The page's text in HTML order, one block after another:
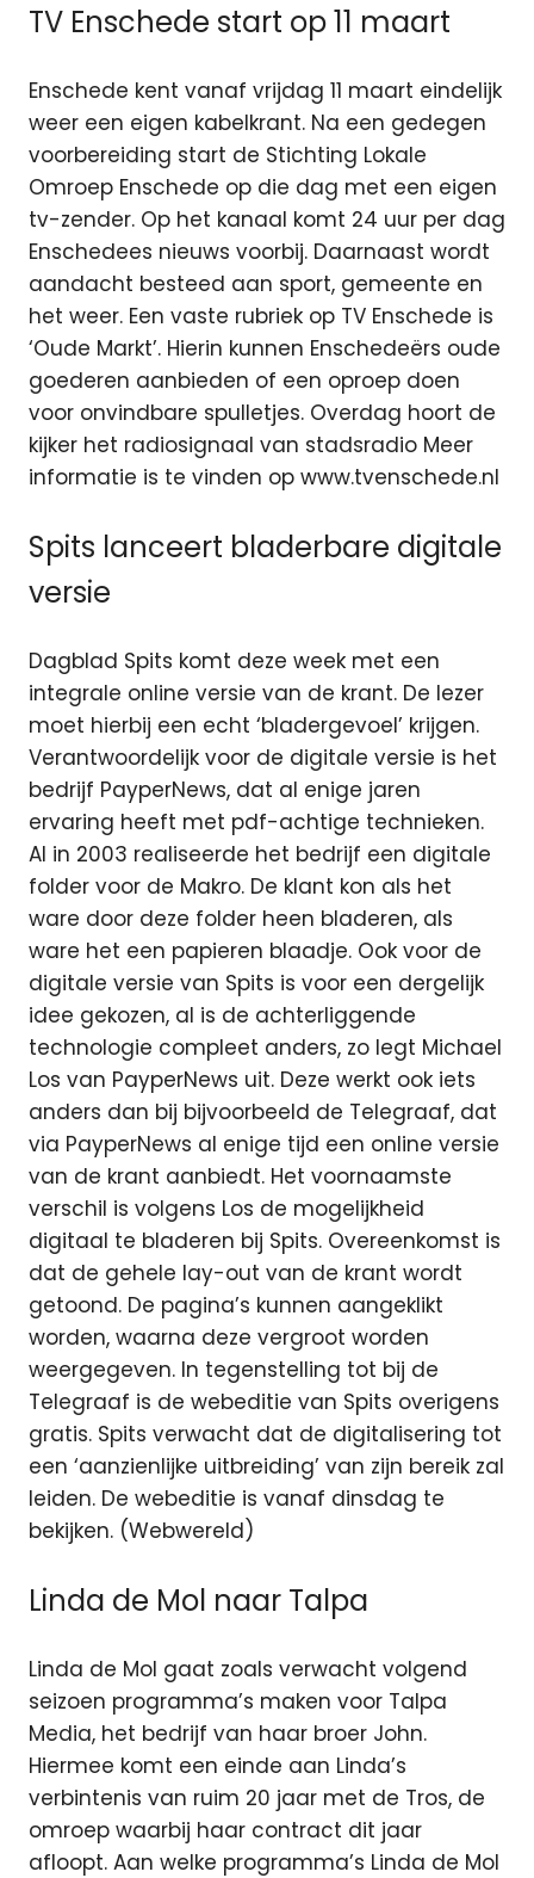
TV Enschede start op 11 maart
Enschede kent vanaf vrijdag 11 maart eindelijk
weer een eigen kabelkrant. Na een gedegen
voorbereiding start de Stichting Lokale
Omroep Enschede op die dag met een eigen
tv-zender. Op het kanaal komt 24 uur per dag
Enschedees nieuws voorbij. Daarnaast wordt
aandacht besteed aan sport, gemeente en
het weer. Een vaste rubriek op TV Enschede is
‘Oude Markt’. Hierin kunnen Enschedeërs oude
goederen aanbieden of een oproep doen
voor onvindbare spulletjes. Overdag hoort de
kijker het radiosignaal van stadsradio Meer
informatie is te vinden op www.tvenschede.nl
Spits lanceert bladerbare digitale
versie
Dagblad Spits komt deze week met een
integrale online versie van de krant. De lezer
moet hierbij een echt ‘bladergevoel’ krijgen.
Verantwoordelijk voor de digitale versie is het
bedrijf PayperNews, dat al enige jaren
ervaring heeft met pdf-achtige technieken.
Al in 2003 realiseerde het bedrijf een digitale
folder voor de Makro. De klant kon als het
ware door deze folder heen bladeren, als
ware het een papieren blaadje. Ook voor de
digitale versie van Spits is voor een dergelijk
idee gekozen, al is de achterliggende
technologie compleet anders, zo legt Michael
Los van PayperNews uit. Deze werkt ook iets
anders dan bij bijvoorbeeld de Telegraaf, dat
via PayperNews al enige tijd een online versie
van de krant aanbiedt. Het voornaamste
verschil is volgens Los de mogelijkheid
digitaal te bladeren bij Spits. Overeenkomst is
dat de gehele lay-out van de krant wordt
getoond. De pagina’s kunnen aangeklikt
worden, waarna deze vergroot worden
weergegeven. In tegenstelling tot bij de
Telegraaf is de webeditie van Spits overigens
gratis. Spits verwacht dat de digitalisering tot
een ‘aanzienlijke uitbreiding’ van zijn bereik zal
leiden. De webeditie is vanaf dinsdag te
bekijken. (Webwereld)
Linda de Mol naar Talpa
Linda de Mol gaat zoals verwacht volgend
seizoen programma’s maken voor Talpa
Media, het bedrijf van haar broer John.
Hiermee komt een einde aan Linda’s
verbintenis van ruim 20 jaar met de Tros, de
omroep waarbij haar contract dit jaar
afloopt. Aan welke programma’s Linda de Mol